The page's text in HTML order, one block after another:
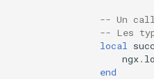
-- Un
-- Les
local
ngx.
end